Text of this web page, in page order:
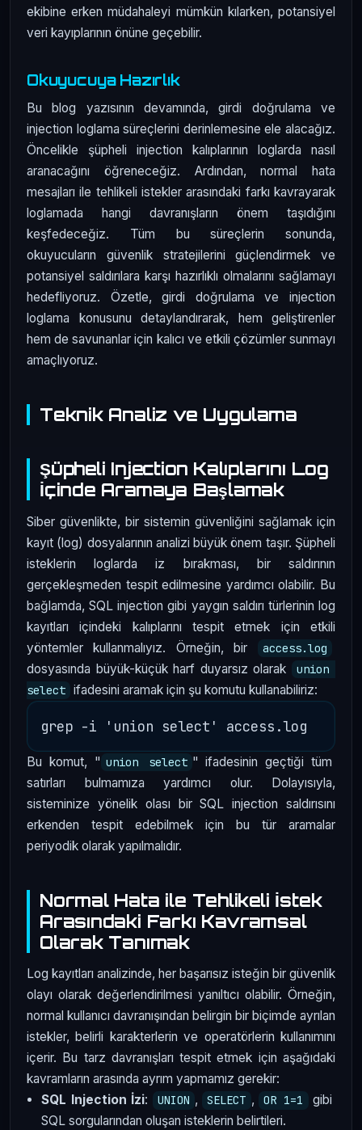
ekibine erken müdahaleyi mümkün kılarken, potansiyel
veri kayıplarının önüne geçebilir.
Okuyucuya Hazırlık
Bu blog yazısının devamında, girdi doğrulama ve
injection loglama süreçlerini derinlemesine ele alacağız.
Öncelikle şüpheli injection kalıplarının loglarda nasıl
aranacağını öğreneceğiz. Ardından, normal hata
mesajları ile tehlikeli istekler arasındaki farkı kavrayarak
loglamada hangi davranışların önem taşıdığını
keşfedeceğiz. Tüm bu süreçlerin sonunda,
okuyucuların güvenlik stratejilerini güçlendirmek ve
potansiyel saldırılara karşı hazırlıklı olmalarını sağlamayı
hedefliyoruz. Özetle, girdi doğrulama ve injection
loglama konusunu detaylandırarak, hem geliştirenler
hem de savunanlar için kalıcı ve etkili çözümler sunmayı
amaçlıyoruz.
Teknik Analiz ve Uygulama
Şüpheli Injection Kalıplarını Log
İçinde Aramaya Başlamak
Siber güvenlikte, bir sistemin güvenliğini sağlamak için
kayıt (log) dosyalarının analizi büyük önem taşır. Şüpheli
isteklerin loglarda iz bırakması, bir saldırının
gerçekleşmeden tespit edilmesine yardımcı olabilir. Bu
bağlamda, SQL injection gibi yaygın saldırı türlerinin log
kayıtları içindeki kalıplarını tespit etmek için etkili
yöntemler kullanmalıyız. Örneğin, bir
access.log
dosyasında büyük-küçük harf duyarsız olarak
union
select ifadesini aramak için şu komutu kullanabiliriz:
Bu komut, " union select " ifadesinin geçtiği tüm
satırları bulmamıza yardımcı olur. Dolayısıyla,
sisteminize yönelik olası bir SQL injection saldırısını
erkenden tespit edebilmek için bu tür aramalar
periyodik olarak yapılmalıdır.
Normal Hata ile Tehlikeli İstek
Arasındaki Farkı Kavramsal
Olarak Tanımak
Log kayıtları analizinde, her başarısız isteğin bir güvenlik
olayı olarak değerlendirilmesi yanıltıcı olabilir. Örneğin,
normal kullanıcı davranışından belirgin bir biçimde ayrılan
istekler, belirli karakterlerin ve operatörlerin kullanımını
içerir. Bu tarz davranışları tespit etmek için aşağıdaki
kavramların arasında ayrım yapmamız gerekir:
SQL Injection İzi: UNION , SELECT , OR 1=1
gibi
SQL sorgularından oluşan isteklerin belirtileri.